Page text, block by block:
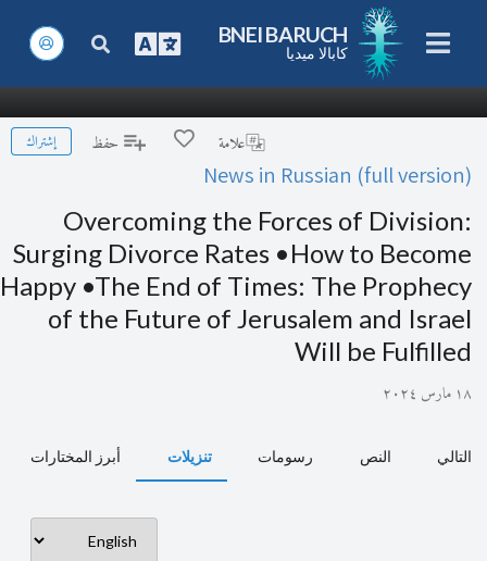
BNEI BARUCH
كابالا ميديا
علامة حفظ إشتراك
News in Russian (full version)
Overcoming the Forces of Division:
Surging Divorce Rates •How to Become
Happy •The End of Times: The Prophecy
of the Future of Jerusalem and Israel
Will be Fulfilled
١٨ مارس ٢٠٢٤
التالي النص رسومات تنزيلات أبرز المختارات